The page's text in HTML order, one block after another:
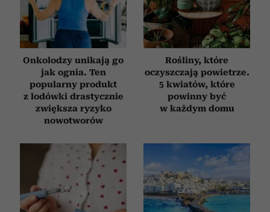
korzystasz z naszej witryny, udostępniamy partnerom
społecznościowym, reklamowym i analitycznym.
Partnerzy mogą połączyć te informacje z innymi danymi
korzystania z ich usług.
Onkolodzy unikają go
jak ognia. Ten
popularny produkt
z lodówki drastycznie
zwiększa ryzyko
nowotworów
Rośliny, które
oczyszczają powietrze.
5 kwiatów, które
powinny być
w każdym domu